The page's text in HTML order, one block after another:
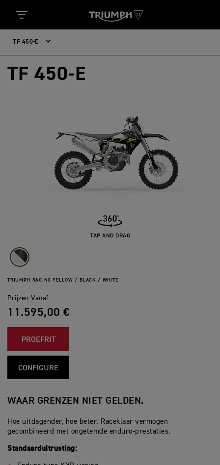
TF 450-E
TF 450-E
TRIUMPH RACING YELLOW / BLACK / WHITE
Prijzen Vanaf
11.595,00 €
PROEFRIT
CONFIGURE
TAP AND DRAG
WAAR GRENZEN NIET GELDEN.
Hoe uitdagender, hoe beter. Raceklaar vermogen
gecombineerd met ongetemde enduro-prestaties.
Standaarduitrusting: